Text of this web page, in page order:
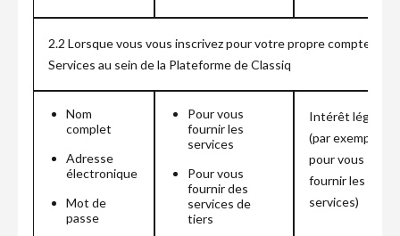
2.2 Lorsque vous vous inscrivez pour votre propre compte ou
Services au sein de la Plateforme de Classiq
Nom
complet
Adresse
électronique
Mot de
passe
Pour vous
fournir les
services
Pour vous
fournir des
services de
tiers
Intérêt légitime
(par exemple,
pour vous
fournir les
services)